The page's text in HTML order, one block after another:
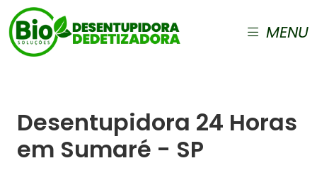
MENU
Desentupidora 24 Horas
em Sumaré - SP